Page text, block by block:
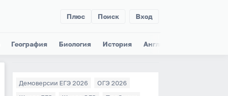
Вход
Плюс Поиск
География Биология История Английский
Демоверсии ЕГЭ 2026
ОГЭ 2026